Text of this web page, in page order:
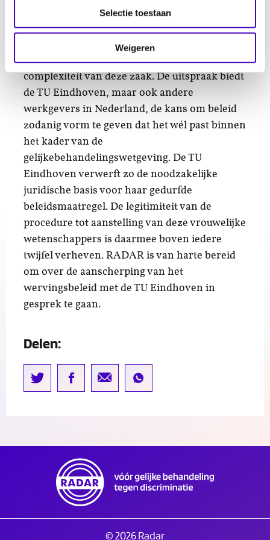
Selectie toestaan
Weigeren
Complexe zaak biedt kansen
Het College had twee zittingen nodig om tot
dit oordeel te komen. Dat illustreert de
complexiteit van deze zaak. De uitspraak biedt
de TU Eindhoven, maar ook andere
werkgevers in Nederland, de kans om beleid
zodanig vorm te geven dat het wél past binnen
het kader van de
gelijkebehandelingswetgeving. De TU
Eindhoven verwerft zo de noodzakelijke
juridische basis voor haar gedurfde
beleidsmaatregel. De legitimiteit van de
procedure tot aanstelling van deze vrouwelijke
wetenschappers is daarmee boven iedere
twijfel verheven. RADAR is van harte bereid
om over de aanscherping van het
wervingsbeleid met de TU Eindhoven in
gesprek te gaan.
Delen:
© 2026 Radar